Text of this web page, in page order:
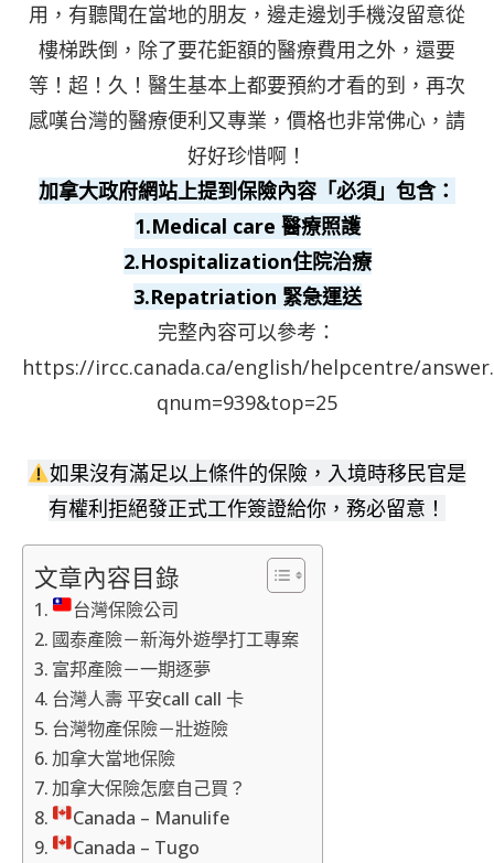
用，有聽聞在當地的朋友，邊走邊划手機沒留意從
樓梯跌倒，除了要花鉅額的醫療費用之外，還要
等！超！久！醫生基本上都要預約才看的到，再次
感嘆台灣的醫療便利又專業，價格也非常佛心，請
好好珍惜啊！
加拿大政府網站上提到保險內容「必須」包含：
1.Medical care 醫療照護
2.Hospitalization住院治療
3.Repatriation 緊急運送
完整內容可以參考：
https://ircc.canada.ca/english/helpcentre/
qnum=939&top=25
如果沒有滿足以上條件的保險，入境時移民官是
有權利拒絕發正式工作簽證給你，務必留意！
文章內容目錄
台灣保險公司
國泰產險－新海外遊學打工專案
富邦產險－一期逐夢
台灣人壽 平安call call 卡
台灣物產保險－壯遊險
加拿大當地保險
加拿大保險怎麼自己買？
Canada – Manulife
Canada – Tugo